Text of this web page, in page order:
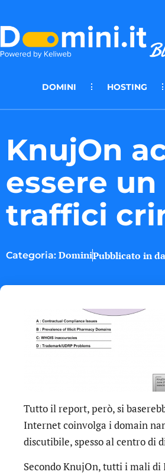
DOMINI HOSTING
KnujOn
essere
traffici
Categoria: DominiPubblicato in
Tutto il report, però, si
Internet coinvolga i domain
discutibile, spesso al centro di
Secondo KnujOn, tutti i mali